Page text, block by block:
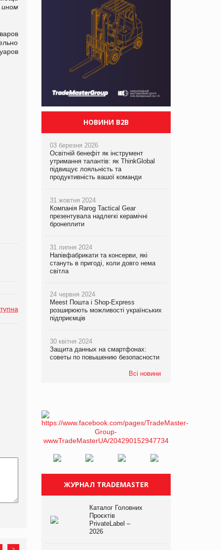
НОВИНИ B2B
03 березня 2026
Освітній бенефіт як інструмент
утримання талантів: як ThinkGlobal
підвищує лояльність та
продуктивність вашої команди
31 жовтня 2024
Компанія Rarog Tactical Gear
презентувала надлегкі керамічні
бронеплити
31 липня 2024
Напівфабрикати та консерви, які
стануть в пригоді, коли довго нема
світла
24 червня 2024
Meest Пошта і Shop-Express
розширюють можливості українських
підприємців
30 квітня 2024
Защита данных на смартфонах:
советы по повышению безопасности
Всі новини
ЖУРНАЛ TRADEMASTER
Каталог Головних
Проєктів
PrivateLabel –
2026